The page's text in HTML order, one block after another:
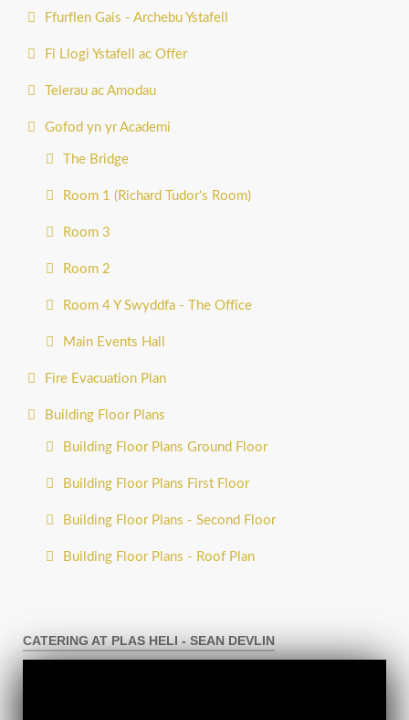
Ffurflen Gais - Archebu Ystafell
Fi Llogi Ystafell ac Offer
Telerau ac Amodau
Gofod yn yr Academi
The Bridge
Room 1 (Richard Tudor's Room)
Room 3
Room 2
Room 4 Y Swyddfa - The Office
Main Events Hall
Fire Evacuation Plan
Building Floor Plans
Building Floor Plans Ground Floor
Building Floor Plans First Floor
Building Floor Plans - Second Floor
Building Floor Plans - Roof Plan
CATERING AT PLAS HELI - SEAN DEVLIN